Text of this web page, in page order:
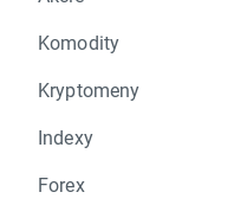
Komodity
Kryptomeny
Indexy
Forex